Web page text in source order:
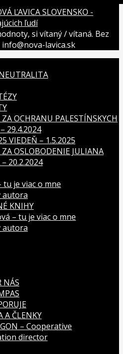
ĽAVICA SLOVENSKO -
ľudí
si vítaný / vítaná. Bez
lavica.sk
OCHRANU PALESTÍNSKYCH
29.4.2024
VIEDEŇ – 1.5.2025
ZA OSLOBODENIE JULIANA
– 20.2.2024
tu je viac o mne
autora
KNIHY
– tu je viac o mne
autora
NÁS
A ČLENKY
– Cooperative
director